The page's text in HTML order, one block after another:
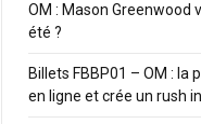
OM : Mason Greenwood
été ?
Billets FBBP01 – OM :
en ligne et crée un rush